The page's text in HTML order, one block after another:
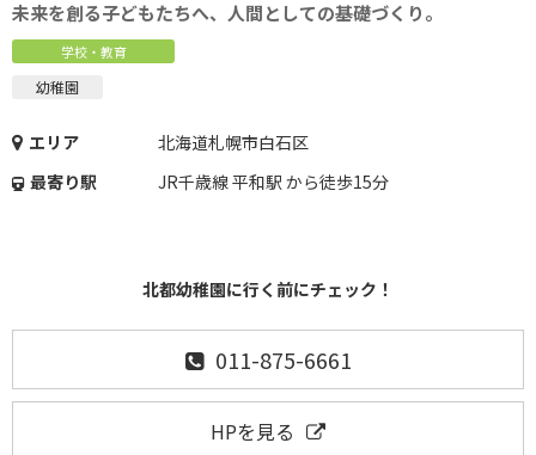
未来を創る子どもたちへ、人間としての基礎づくり。
学校・教育
幼稚園
エリア
北海道札幌市白石区
最寄り駅
JR千歳線 平和駅 から徒歩15分
北都幼稚園に行く前にチェック！
011-875-6661
HPを見る